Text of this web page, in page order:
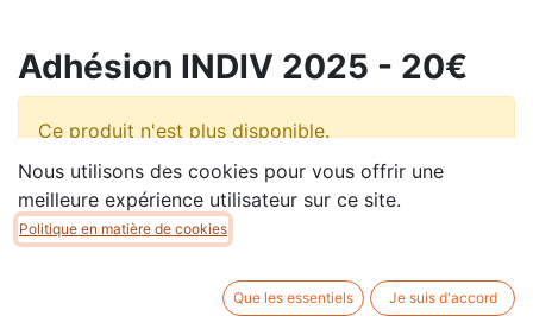
Adhésion INDIV 2025 - 20€
Ce produit n'est plus disponible.
Copyright © Association MAIS
Nous utilisons des cookies pour vous offrir une
meilleure expérience utilisateur sur ce site.
Politique en matière de cookies
Que les essentiels Je suis d'accord